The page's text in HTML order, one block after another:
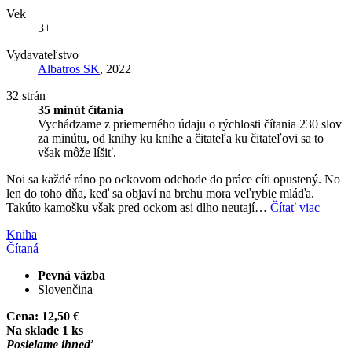
Vek
3+
Vydavateľstvo
Albatros SK, 2022
32 strán
35 minút čítania
Vychádzame z priemerného údaju o rýchlosti čítania 230 slov
za minútu, od knihy ku knihe a čitateľa ku čitateľovi sa to
však môže líšiť.
Noi sa každé ráno po ockovom odchode do práce cíti opustený. No
len do toho dňa, keď sa objaví na brehu mora veľrybie mláďa.
Takúto kamošku však pred ockom asi dlho neutají… Čítať viac
Kniha
Čítaná
Pevná väzba
Slovenčina
Cena: 12,50 €
Na sklade 1 ks
Posielame ihneď